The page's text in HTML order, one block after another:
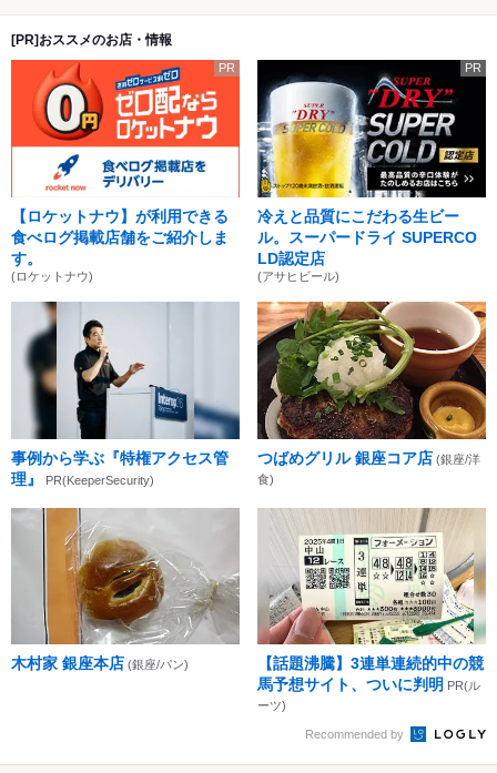
[PR]おススメのお店・情報
PR
【ロケットナウ】が利用できる
食べログ掲載店舗をご紹介しま
す。
(ロケットナウ)
PR
冷えと品質にこだわる生ビー
ル。スーパードライ SUPERCO
LD認定店
(アサヒビール)
事例から学ぶ『特権アクセス管
理』
PR(KeeperSecurity)
つばめグリル 銀座コア店 (銀座/洋
食)
木村家 銀座本店 (銀座/パン)
【話題沸騰】3連単連続的中の競
馬予想サイト、ついに判明 PR(ル
ーツ)
Recommended by